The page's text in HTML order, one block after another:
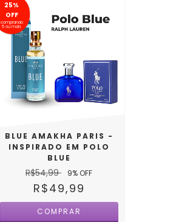
25%
OFF
comprando
5 ou mais
BLUE AMAKHA PARIS -
INSPIRADO EM POLO
BLUE
R$54,99 9% OFF
R$49,99